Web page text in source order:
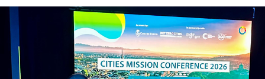
externa.externa.